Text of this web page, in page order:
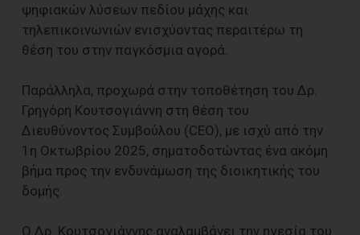
ψηφιακών λύσεων πεδίου μάχης και
τηλεπικοινωνιών ενισχύοντας περαιτέρω τη
θέση του στην παγκόσμια αγορά.
Παράλληλα, προχωρά στην τοποθέτηση του Δρ.
Γρηγόρη Κουτσογιάννη στη θέση του
Διευθύνοντος Συμβούλου (CEO), με ισχύ από την
1η Οκτωβρίου 2025, σηματοδοτώντας ένα ακόμη
βήμα προς την ενδυνάμωση της διοικητικής του
δομής.
Ο Δρ. Κουτσογιάννης αναλαμβάνει την ηγεσία του